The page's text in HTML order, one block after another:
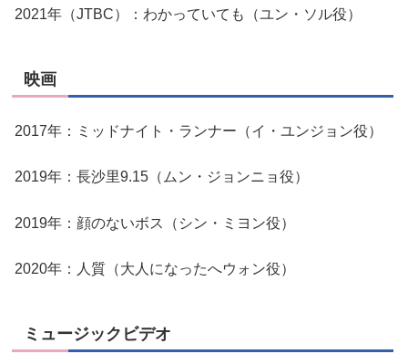
2021年（JTBC）：わかっていても（ユン・ソル役）
映画
2017年：ミッドナイト・ランナー（イ・ユンジョン役）
2019年：長沙里9.15（ムン・ジョンニョ役）
2019年：顔のないボス（シン・ミヨン役）
2020年：人質（大人になったへウォン役）
ミュージックビデオ